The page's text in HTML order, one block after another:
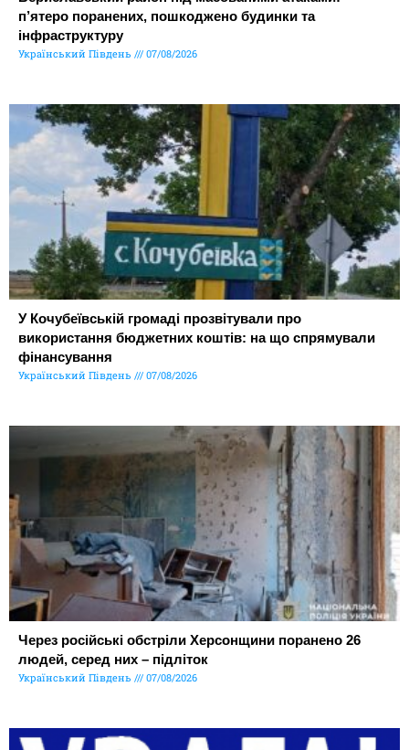
п’ятеро поранених, пошкоджено будинки та
інфраструктуру
Український Південь 07/08/2026
У Кочубеївській громаді прозвітували про
використання бюджетних коштів: на що спрямували
фінансування
Український Південь 07/08/2026
Через російські обстріли Херсонщини поранено 26
людей, серед них – підліток
Український Південь 07/08/2026